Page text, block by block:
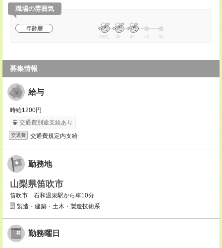
職場の雰囲気
年齢層
20代 30 40 50 60
募集情報
給与
時給1200円
交通費別途支給あり
交通費 交通費規定内支給
勤務地
山梨県笛吹市
笛吹市 石和温泉駅から車10分
製造・建築・土木・製造技術系
勤務曜日